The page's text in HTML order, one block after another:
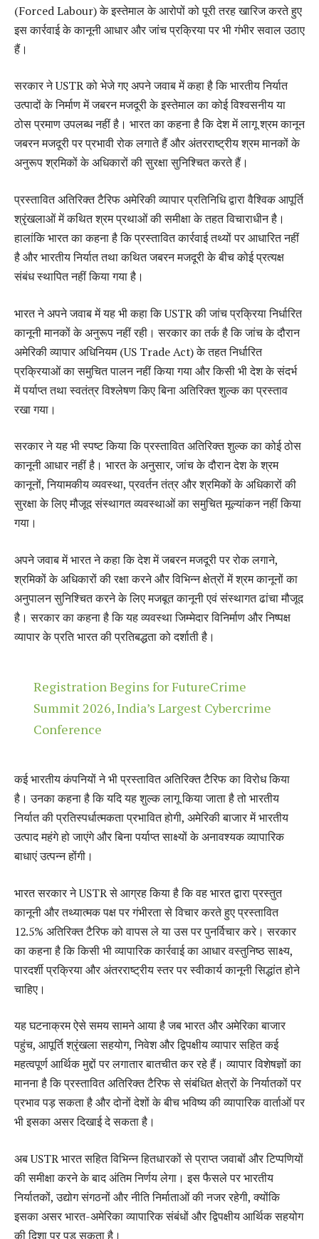
(Forced Labour) के इस्तेमाल के आरोपों को पूरी तरह खारिज करते हुए
इस कार्रवाई के कानूनी आधार और जांच प्रक्रिया पर भी गंभीर सवाल उठाए
हैं।
सरकार ने USTR को भेजे गए अपने जवाब में कहा है कि भारतीय निर्यात
उत्पादों के निर्माण में जबरन मजदूरी के इस्तेमाल का कोई विश्वसनीय या
ठोस प्रमाण उपलब्ध नहीं है। भारत का कहना है कि देश में लागू श्रम कानून
जबरन मजदूरी पर प्रभावी रोक लगाते हैं और अंतरराष्ट्रीय श्रम मानकों के
अनुरूप श्रमिकों के अधिकारों की सुरक्षा सुनिश्चित करते हैं।
प्रस्तावित अतिरिक्त टैरिफ अमेरिकी व्यापार प्रतिनिधि द्वारा वैश्विक आपूर्ति
श्रृंखलाओं में कथित श्रम प्रथाओं की समीक्षा के तहत विचाराधीन है।
हालांकि भारत का कहना है कि प्रस्तावित कार्रवाई तथ्यों पर आधारित नहीं
है और भारतीय निर्यात तथा कथित जबरन मजदूरी के बीच कोई प्रत्यक्ष
संबंध स्थापित नहीं किया गया है।
भारत ने अपने जवाब में यह भी कहा कि USTR की जांच प्रक्रिया निर्धारित
कानूनी मानकों के अनुरूप नहीं रही। सरकार का तर्क है कि जांच के दौरान
अमेरिकी व्यापार अधिनियम (US Trade Act) के तहत निर्धारित
प्रक्रियाओं का समुचित पालन नहीं किया गया और किसी भी देश के संदर्भ
में पर्याप्त तथा स्वतंत्र विश्लेषण किए बिना अतिरिक्त शुल्क का प्रस्ताव
रखा गया।
सरकार ने यह भी स्पष्ट किया कि प्रस्तावित अतिरिक्त शुल्क का कोई ठोस
कानूनी आधार नहीं है। भारत के अनुसार, जांच के दौरान देश के श्रम
कानूनों, नियामकीय व्यवस्था, प्रवर्तन तंत्र और श्रमिकों के अधिकारों की
सुरक्षा के लिए मौजूद संस्थागत व्यवस्थाओं का समुचित मूल्यांकन नहीं किया
गया।
अपने जवाब में भारत ने कहा कि देश में जबरन मजदूरी पर रोक लगाने,
श्रमिकों के अधिकारों की रक्षा करने और विभिन्न क्षेत्रों में श्रम कानूनों का
अनुपालन सुनिश्चित करने के लिए मजबूत कानूनी एवं संस्थागत ढांचा मौजूद
है। सरकार का कहना है कि यह व्यवस्था जिम्मेदार विनिर्माण और निष्पक्ष
व्यापार के प्रति भारत की प्रतिबद्धता को दर्शाती है।
Registration Begins for FutureCrime
Summit 2026, India’s Largest Cybercrime
Conference
कई भारतीय कंपनियों ने भी प्रस्तावित अतिरिक्त टैरिफ का विरोध किया
है। उनका कहना है कि यदि यह शुल्क लागू किया जाता है तो भारतीय
निर्यात की प्रतिस्पर्धात्मकता प्रभावित होगी, अमेरिकी बाजार में भारतीय
उत्पाद महंगे हो जाएंगे और बिना पर्याप्त साक्ष्यों के अनावश्यक व्यापारिक
बाधाएं उत्पन्न होंगी।
भारत सरकार ने USTR से आग्रह किया है कि वह भारत द्वारा प्रस्तुत
कानूनी और तथ्यात्मक पक्ष पर गंभीरता से विचार करते हुए प्रस्तावित
12.5% अतिरिक्त टैरिफ को वापस ले या उस पर पुनर्विचार करे। सरकार
का कहना है कि किसी भी व्यापारिक कार्रवाई का आधार वस्तुनिष्ठ साक्ष्य,
पारदर्शी प्रक्रिया और अंतरराष्ट्रीय स्तर पर स्वीकार्य कानूनी सिद्धांत होने
चाहिए।
यह घटनाक्रम ऐसे समय सामने आया है जब भारत और अमेरिका बाजार
पहुंच, आपूर्ति श्रृंखला सहयोग, निवेश और द्विपक्षीय व्यापार सहित कई
महत्वपूर्ण आर्थिक मुद्दों पर लगातार बातचीत कर रहे हैं। व्यापार विशेषज्ञों का
मानना है कि प्रस्तावित अतिरिक्त टैरिफ से संबंधित क्षेत्रों के निर्यातकों पर
प्रभाव पड़ सकता है और दोनों देशों के बीच भविष्य की व्यापारिक वार्ताओं पर
भी इसका असर दिखाई दे सकता है।
अब USTR भारत सहित विभिन्न हितधारकों से प्राप्त जवाबों और टिप्पणियों
की समीक्षा करने के बाद अंतिम निर्णय लेगा। इस फैसले पर भारतीय
निर्यातकों, उद्योग संगठनों और नीति निर्माताओं की नजर रहेगी, क्योंकि
इसका असर भारत-अमेरिका व्यापारिक संबंधों और द्विपक्षीय आर्थिक सहयोग
की दिशा पर पड़ सकता है।